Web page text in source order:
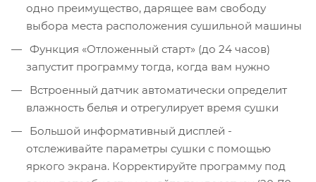
одно преимущество, дарящее вам свободу
выбора места расположения сушильной машины
Функция «Отложенный старт» (до 24 часов)
запустит программу тогда, когда вам нужно
Встроенный датчик автоматически определит
влажность белья и отрегулирует время сушки
Большой информативный дисплей -
отслеживайте параметры сушки с помощью
яркого экрана. Корректируйте программу под